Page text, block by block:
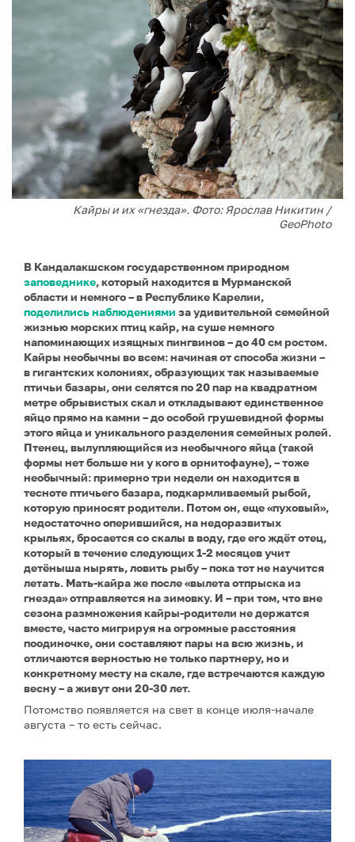
Кайры и их «гнезда». Фото: Ярослав Никитин /
GeoPhoto
В Кандалакшском государственном природном
заповеднике, который находится в Мурманской
области и немного – в Республике Карелии,
поделились наблюдениями за удивительной семейной
жизнью морских птиц кайр, на суше немного
напоминающих изящных пингвинов – до 40 см ростом.
Кайры необычны во всем: начиная от способа жизни –
в гигантских колониях, образующих так называемые
птичьи базары, они селятся по 20 пар на квадратном
метре обрывистых скал и откладывают единственное
яйцо прямо на камни – до особой грушевидной формы
этого яйца и уникального разделения семейных ролей.
Птенец, вылупляющийся из необычного яйца (такой
формы нет больше ни у кого в орнитофауне), – тоже
необычный: примерно три недели он находится в
тесноте птичьего базара, подкармливаемый рыбой,
которую приносят родители. Потом он, еще «пуховый»,
недостаточно оперившийся, на недоразвитых
крыльях, бросается со скалы в воду, где его ждёт отец,
который в течение следующих 1-2 месяцев учит
детёныша нырять, ловить рыбу – пока тот не научится
летать. Мать-кайра же после «вылета отпрыска из
гнезда» отправляется на зимовку. И – при том, что вне
сезона размножения кайры-родители не держатся
вместе, часто мигрируя на огромные расстояния
поодиночке, они составляют пары на всю жизнь, и
отличаются верностью не только партнеру, но и
конкретному месту на скале, где встречаются каждую
весну – а живут они 20-30 лет.
Потомство появляется на свет в конце июля-начале
августа – то есть сейчас.